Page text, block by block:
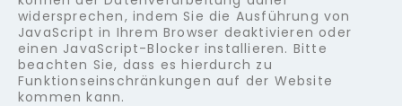
widersprechen, indem Sie die Ausführung von
JavaScript in Ihrem Browser deaktivieren oder
einen JavaScript-Blocker installieren. Bitte
beachten Sie, dass es hierdurch zu
Funktionseinschränkungen auf der Website
kommen kann.